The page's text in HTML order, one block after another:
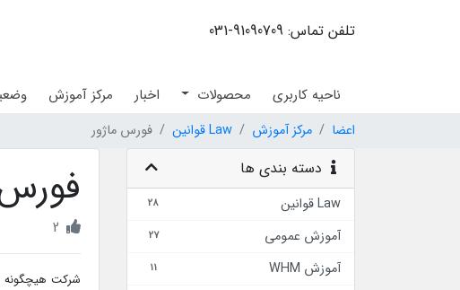
تلفن تماس: 91090709-031
ناحیه کاربری محصولات اخبار مرکز آموزش
اعضا مرکز آموزش Law قوانین فورس ماژور
دسته بندی ها
28 Law قوانین
27 آموزش عمومی
11 آموزش WHM
2
شرکت هیچگونه